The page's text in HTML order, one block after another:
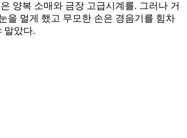
양복 소매와 금장 고급시계를. 그러나 거
을 멀게 했고 무모한 손은 경음기를 힘차
말았다.